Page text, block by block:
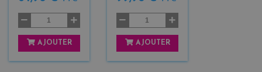
AJOUTER AJOUTER